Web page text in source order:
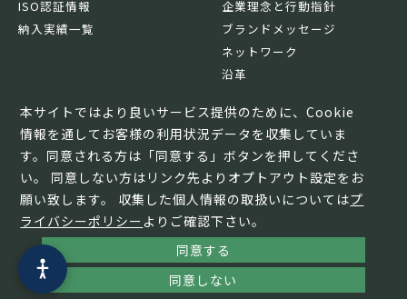
本サイトではより良いサービス提供のために、Cookie
情報を通してお客様の利用状況データを収集していま
す。同意される方は「同意する」ボタンを押してくださ
い。 同意しない方はリンク先よりオプトアウト設定をお
願い致します。 収集した個人情報の取扱いについてはプ
ライバシーポリシー よりご確認下さい。
同意する
同意しない
ISO認証情報
納入実績一覧
企業理念と行動指針
ブランドメッセージ
ネットワーク
沿革
© TERAMOTO All Rights Reserved.